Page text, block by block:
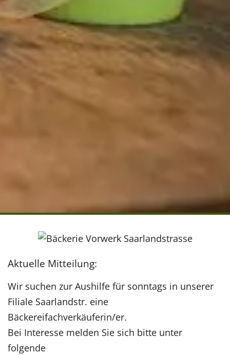
Aktuelle Mitteilung:
Wir suchen zur Aushilfe für sonntags in unserer
Filiale Saarlandstr. eine
Bäckereifachverkäuferin/er.
Bei Interesse melden Sie sich bitte unter
folgende